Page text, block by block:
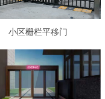
小区栅栏平移门